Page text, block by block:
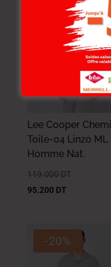
-20%
Lee Cooper
Toile-04 Linzo ML
Homme Nat.
119.000 DT
95.200 DT
-20%